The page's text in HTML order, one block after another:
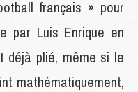
français » pour
par Luis Enrique en
déjà plié, même si le
mathématiquement,